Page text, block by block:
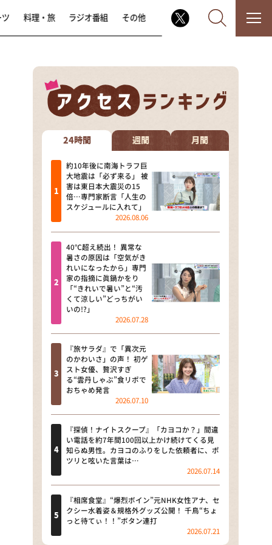
なるみ・岡村の過ぎるTV
相席食堂
これ余談なんですけど・・・
～人生密着トークバラエティ！
～ やすとものいたって真剣です
探偵！ナイトスクープ
news おかえり
河合＆A.B.C-Z塚田×福井アナ
「なんでやねん！？」（news お
かえり）
DAIGOも台所 ～きょうの献立 何
にする？～
本日はダイアンなり！シーズン２
朝だ！生です旅サラダ
教えて！ニュースライブ 正義の
ミカタ
ＬＩＦＥ～夢のカタチ～
新婚さんいらっしゃい！
ポツンと一軒家
ザキ山小屋本館
料理・旅 ラジオ番組 その他
24時間 週間 月間
約10年後に南海トラフ巨
大地震は「必ず来る」 被
害は東日本大震災の15
倍…専門家断言「人生の
スケジュールに入れて」
2026.08.06
40℃超え続出！ 異常な
暑さの原因は「空気がき
れいになったから」専門
家の指摘に眞鍋かをり
「“きれいで暑い”と“汚
くて涼しい”どっちがい
いの!?」
2026.07.28
『旅サラダ』で「異次元
のかわいさ」の声！ 初ゲ
スト女優、贅沢すぎ
る“雲丹しゃぶ”食リポで
おちゃめ発言
2026.07.10
『探偵！ナイトスクープ』「カヨコか？」間違
い電話を約7年間100回以上かけ続けてくる見
知らぬ男性。カヨコのふりをした依頼者に、ポ
ツリと呟いた言葉は…
2026.07.14
『相席食堂』“爆烈ボイン”元NHK女性アナ、セ
クシー水着姿＆規格外グッズ公開！ 千鳥“ちょ
っと待てぃ！！”ボタン連打
2026.07.21